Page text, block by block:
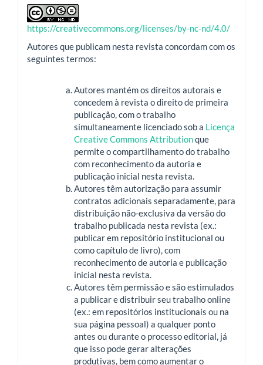
https://creativecommons.org/licenses/by-nc-nd/4.0/
Autores que publicam nesta revista concordam com os
seguintes termos:
Autores mantém os direitos autorais e
concedem à revista o direito de primeira
publicação, com o trabalho
simultaneamente licenciado sob a Licença
Creative Commons Attributionque
permite o compartilhamento do trabalho
com reconhecimento da autoria e
publicação inicial nesta revista.
Autores têm autorização para assumir
contratos adicionais separadamente, para
distribuição não-exclusiva da versão do
trabalho publicada nesta revista (ex.:
publicar em repositório institucional ou
como capítulo de livro), com
reconhecimento de autoria e publicação
inicial nesta revista.
Autores têm permissão e são estimulados
a publicar e distribuir seu trabalho online
(ex.: em repositórios institucionais ou na
sua página pessoal) a qualquer ponto
antes ou durante o processo editorial, já
que isso pode gerar alterações
produtivas, bem como aumentar o